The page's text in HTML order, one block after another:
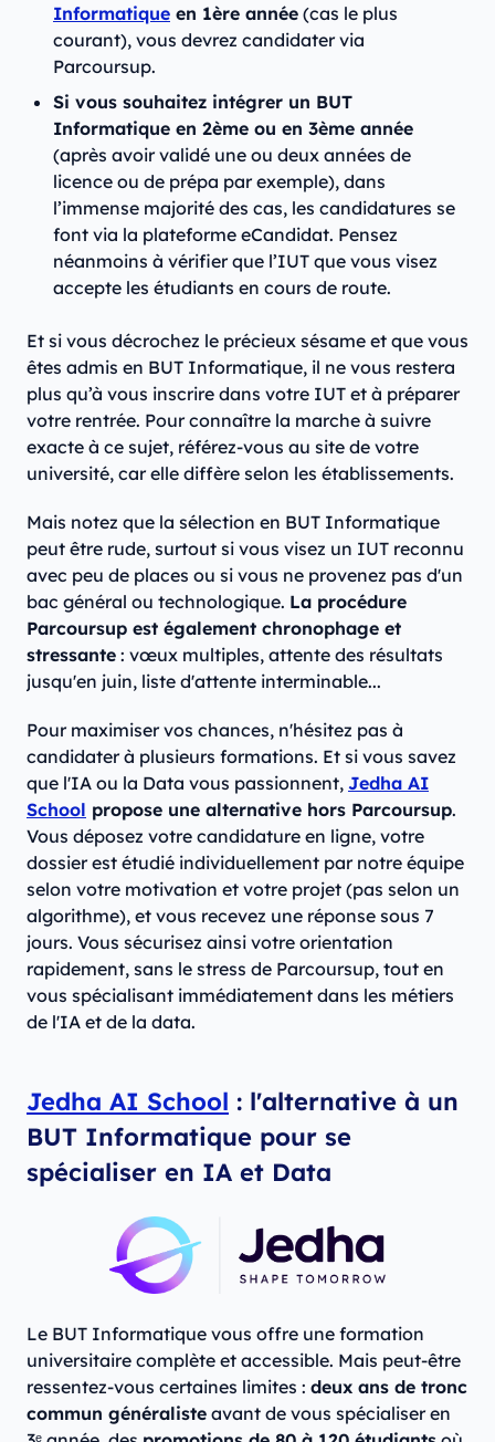
Informatique en 1ère année (cas le plus
courant), vous devrez candidater via
Parcoursup.
Si vous souhaitez intégrer un BUT
Informatique en 2ème ou en 3ème année
(après avoir validé une ou deux années de
licence ou de prépa par exemple), dans
l’immense majorité des cas, les candidatures se
font via la plateforme eCandidat. Pensez
néanmoins à vérifier que l’IUT que vous visez
accepte les étudiants en cours de route.
Et si vous décrochez le précieux sésame et que vous
êtes admis en BUT Informatique, il ne vous restera
plus qu’à vous inscrire dans votre IUT et à préparer
votre rentrée. Pour connaître la marche à suivre
exacte à ce sujet, référez-vous au site de votre
université, car elle diffère selon les établissements.
Mais notez que la sélection en BUT Informatique
peut être rude, surtout si vous visez un IUT reconnu
avec peu de places ou si vous ne provenez pas d'un
bac général ou technologique. La procédure
Parcoursup est également chronophage et
stressante : vœux multiples, attente des résultats
jusqu'en juin, liste d'attente interminable...
Pour maximiser vos chances, n'hésitez pas à
candidater à plusieurs formations. Et si vous savez
que l'IA ou la Data vous passionnent, Jedha AI
School propose une alternative hors Parcoursup.
Vous déposez votre candidature en ligne, votre
dossier est étudié individuellement par notre équipe
selon votre motivation et votre projet (pas selon un
algorithme), et vous recevez une réponse sous 7
jours. Vous sécurisez ainsi votre orientation
rapidement, sans le stress de Parcoursup, tout en
vous spécialisant immédiatement dans les métiers
de l'IA et de la data.
Jedha AI School : l'alternative à un
BUT Informatique pour se
spécialiser en IA et Data
Le BUT Informatique vous offre une formation
universitaire complète et accessible. Mais peut-être
ressentez-vous certaines limites : deux ans de tronc
commun généraliste avant de vous spécialiser en